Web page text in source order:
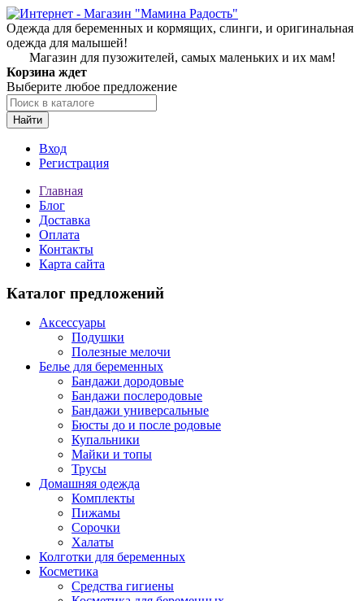
Одежда для беременных и кормящих, слинги, и оригинальная
одежда для малышей!
Магазин для пузожителей, самых маленьких и их мам!
Корзина ждет
Выберите любое предложение
Найти
Вход
Регистрация
Главная
Блог
Доставка
Оплата
Контакты
Карта сайта
Каталог предложений
Аксессуары
Подушки
Полезные мелочи
Белье для беременных
Бандажи дородовые
Бандажи послеродовые
Бандажи универсальные
Бюсты до и после родовые
Купальники
Майки и топы
Трусы
Домашняя одежда
Комплекты
Пижамы
Сорочки
Халаты
Колготки для беременных
Косметика
Cредства гигиены